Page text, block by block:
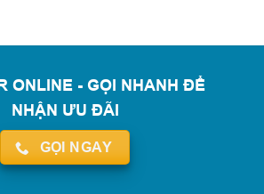
ONLINE - GỌI NHANH ĐỂ
NHẬN ƯU ĐÃI
GỌI NGAY